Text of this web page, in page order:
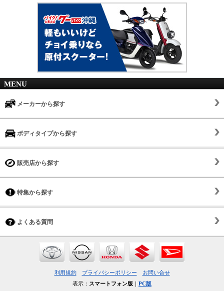
MENU
メーカーから探す
ボディタイプから探す
販売店から探す
特集から探す
よくある質問
利用規約 プライバシーポリシー
お問い合せ
表示： スマートフォン版 ｜ PC版